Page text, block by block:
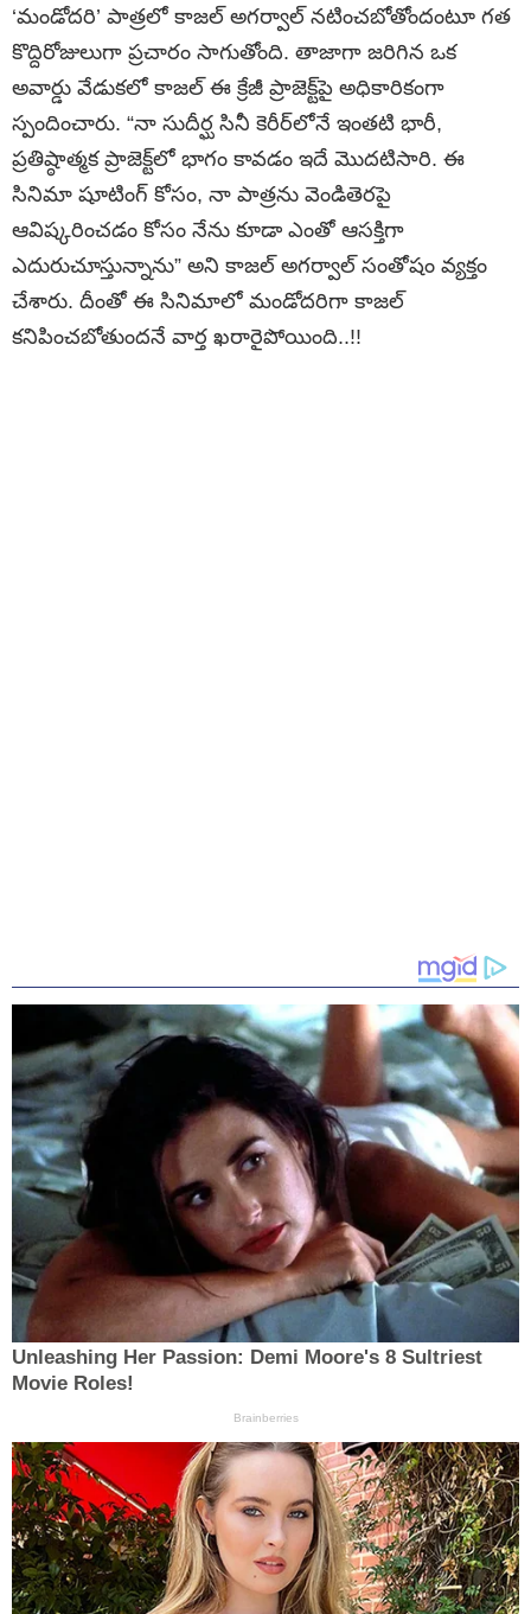
‘మండోదరి’ పాత్రలో కాజల్ అగర్వాల్ నటించబోతోందంటూ గత
కొద్దిరోజులుగా ప్రచారం సాగుతోంది. తాజాగా జరిగిన ఒక
అవార్డు వేడుకలో కాజల్ ఈ క్రేజీ ప్రాజెక్ట్‌పై అధికారికంగా
స్పందించారు. “నా సుదీర్ఘ సినీ కెరీర్‌లోనే ఇంతటి భారీ,
ప్రతిష్ఠాత్మక ప్రాజెక్ట్‌లో భాగం కావడం ఇదే మొదటిసారి. ఈ
సినిమా షూటింగ్ కోసం, నా పాత్రను వెండితెరపై
ఆవిష్కరించడం కోసం నేను కూడా ఎంతో ఆసక్తిగా
ఎదురుచూస్తున్నాను” అని కాజల్ అగర్వాల్ సంతోషం వ్యక్తం
చేశారు. దీంతో ఈ సినిమాలో మండోదరిగా కాజల్
కనిపించబోతుందనే వార్త ఖరారైపోయింది..!!